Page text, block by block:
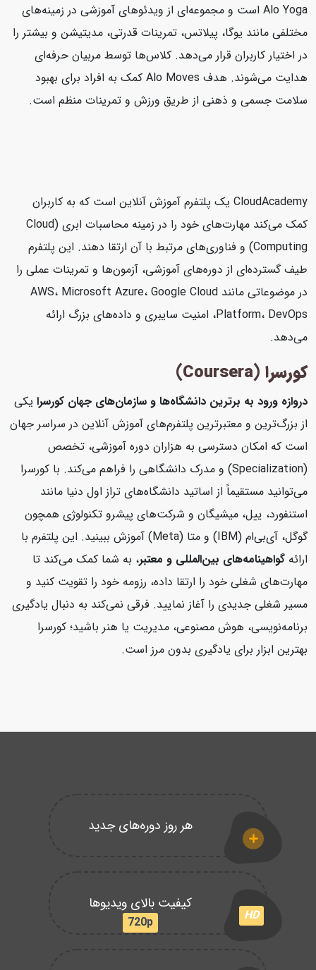
Alo Yoga است و مجموعه‌ای از ویدئوهای آموزشی در زمینه‌های
مختلفی مانند یوگا، پیلاتس، تمرینات قدرتی، مدیتیشن و بیشتر را
در اختیار کاربران قرار می‌دهد. کلاس‌ها توسط مربیان حرفه‌ای
هدایت می‌شوند. هدف Alo Moves کمک به افراد برای بهبود
سلامت جسمی و ذهنی از طریق ورزش و تمرینات منظم است.
CloudAcademy یک پلتفرم آموزش آنلاین است که به کاربران
کمک می‌کند مهارت‌های خود را در زمینه محاسبات ابری (Cloud
Computing) و فناوری‌های مرتبط با آن ارتقا دهند. این پلتفرم
طیف گسترده‌ای از دوره‌های آموزشی، آزمون‌ها و تمرینات عملی را
در موضوعاتی مانند AWS، Microsoft Azure، Google Cloud
Platform، DevOps، امنیت سایبری و داده‌های بزرگ ارائه
می‌دهد.
کورسرا (Coursera)
دروازه ورود به برترین دانشگاه‌ها و سازمان‌های جهان کورسرایکی
از بزرگ‌ترین و معتبرترین پلتفرم‌های آموزش آنلاین در سراسر جهان
است که امکان دسترسی به هزاران دوره آموزشی، تخصص
(Specialization) و مدرک دانشگاهی را فراهم می‌کند. با کورسرا
می‌توانید مستقیماً از اساتید دانشگاه‌های تراز اول دنیا مانند
استنفورد، ییل، میشیگان و شرکت‌های پیشرو تکنولوژی همچون
گوگل، آی‌بی‌ام (IBM) و متا (Meta) آموزش ببینید. این پلتفرم با
ارائهگواهینامه‌های بین‌المللی و معتبر، به شما کمک می‌کند تا
مهارت‌های شغلی خود را ارتقا داده، رزومه خود را تقویت کنید و
مسیر شغلی جدیدی را آغاز نمایید. فرقی نمی‌کند به دنبال یادگیری
برنامه‌نویسی، هوش مصنوعی، مدیریت یا هنر باشید؛ کورسرا
بهترین ابزار برای یادگیری بدون مرز است.
هر روز دوره‌های جدید
HD
کیفیت بالای ویدیوها
720p